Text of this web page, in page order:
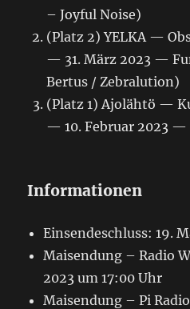
– Joyful Noise)
(Platz 2) YELKA —
— 31. März 2023 —
Bertus / Zebralution)
(Platz 1) Ajolähtö —
— 10. Februar 2023 —
Informationen
Einsendeschluss: 19.
Maisendung – Radio
2023 um 17:00 Uhr
Maisendung – Pi